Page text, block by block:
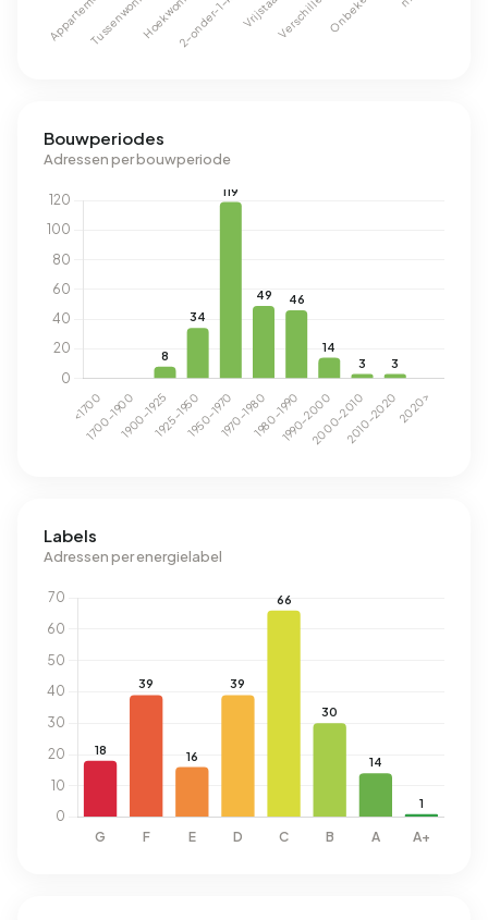
Bouwperiodes
Adressen per bouwperiode
Labels
Adressen per energielabel